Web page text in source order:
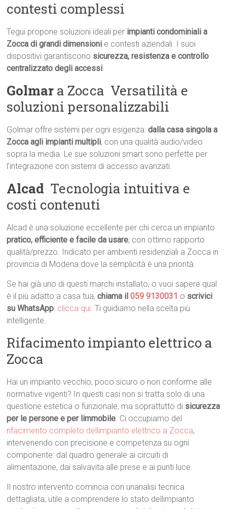
contesti complessi
Tegui propone soluzioni ideali per impianti condominiali a
Zocca di grandi dimensioni e contesti aziendali. I suoi
dispositivi garantiscono sicurezza, resistenza e controllo
centralizzato degli accessi.
Golmar a Zocca  Versatilità e
soluzioni personalizzabili
Golmar offre sistemi per ogni esigenza:dalla casa singola a
Zocca agli impianti multipli, con una qualità audio/video
sopra la media. Le sue soluzioni smart sono perfette per
l’integrazione con sistemi di accesso avanzati.
Alcad  Tecnologia intuitiva e
costi contenuti
Alcad è una soluzione eccellente per chi cerca un impianto
pratico, efficiente e facile da usare, con ottimo rapporto
qualità/prezzo. Indicato per ambienti residenziali a Zocca in
provincia di Modena dove la semplicità è una priorità.
Se hai già uno di questi marchi installato, o vuoi sapere qual
è il più adatto a casa tua,chiama il059 9130031 o scrivici
su WhatsApp: clicca qui. Ti guidiamo nella scelta più
intelligente.
Rifacimento impianto elettrico a
Zocca
Hai un impianto vecchio, poco sicuro o non conforme alle
normative vigenti? In questi casi non si tratta solo di una
questione estetica o funzionale, ma soprattutto di sicurezza
per le persone e per limmobile. Ci occupiamo del
rifacimento completo dellimpianto elettrico a Zocca,
intervenendo con precisione e competenza su ogni
componente: dal quadro generale ai circuiti di
alimentazione, dai salvavita alle prese e ai punti luce.
Il nostro intervento comincia con unanalisi tecnica
dettagliata, utile a comprendere lo stato dellimpianto